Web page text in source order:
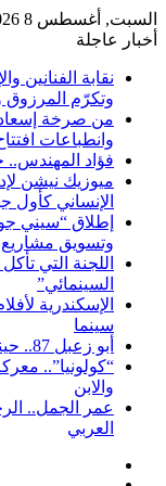
السبت, أغسطس 8 2026
أخبار عاجلة
نقابة الفنانين
وتكرّم المرزوق
من صرخة
وانطباعات
فؤاد
ميوزيك نيشن
الإنساني
إطلاق “سيني
وتسويق مشاريع
اللجنة التي
السينمائي”
الإسكندرية
سينما
أبو زعبل 87.. حينما تصبح السينما علاجا للنفس
“كولونيا”..
والابن
عمر الجمل..
العربي